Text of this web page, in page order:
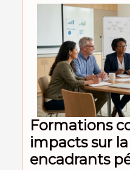
Formations
impacts sur
encadrants